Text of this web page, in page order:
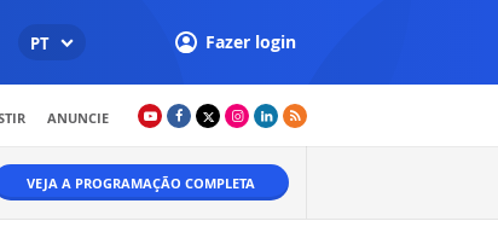
PT Fazer login
ANUNCIE
VEJA A PROGRAMAÇÃO COMPLETA